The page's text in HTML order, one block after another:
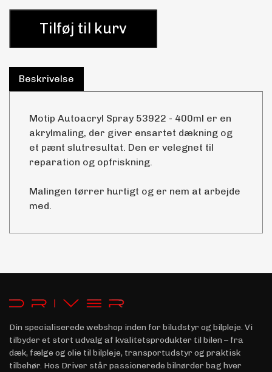
Tilføj til kurv
Beskrivelse
Motip Autoacryl Spray 53922 - 400ml er en
akrylmaling, der giver ensartet dækning og
et pænt slutresultat. Den er velegnet til
reparation og opfriskning.
Malingen tørrer hurtigt og er nem at arbejde
med.
Din specialiserede webshop inden for biludstyr og bilpleje. Vi
tilbyder et stort udvalg af kvalitetsprodukter til bilen – fra
dæk, fælge og olie til bilpleje, transportudstyr og praktisk
tilbehør. Hos Driver står passionerede bilnørder bag hver